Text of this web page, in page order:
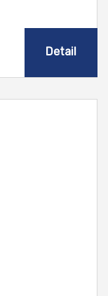
Detail